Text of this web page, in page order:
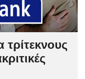
τρίτεκνους